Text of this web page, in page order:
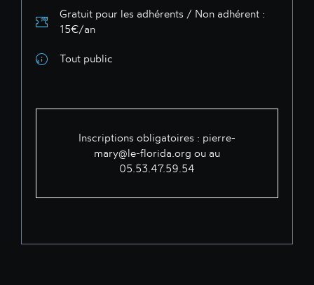
Gratuit pour les adhérents / Non adhérent :
15€/an
Tout public
Inscriptions obligatoires : pierre-
mary@le-florida.org ou au
05.53.47.59.54